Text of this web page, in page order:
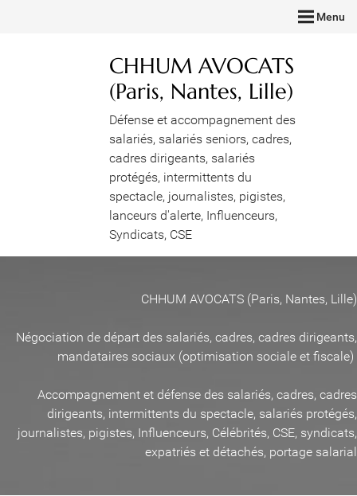
Menu
CHHUM AVOCATS
(Paris, Nantes, Lille)
Défense et accompagnement des
salariés, salariés seniors, cadres,
cadres dirigeants, salariés
protégés, intermittents du
spectacle, journalistes, pigistes,
lanceurs d'alerte, Influenceurs,
Syndicats, CSE
CHHUM AVOCATS (Paris, Nantes, Lille)
Négociation de départ des salariés, cadres, cadres dirigeants,
mandataires sociaux (optimisation sociale et fiscale)
Accompagnement et défense des salariés, cadres, cadres
dirigeants, intermittents du spectacle, salariés protégés,
journalistes, pigistes, Influenceurs, Célébrités, CSE, syndicats,
expatriés et détachés, portage salarial